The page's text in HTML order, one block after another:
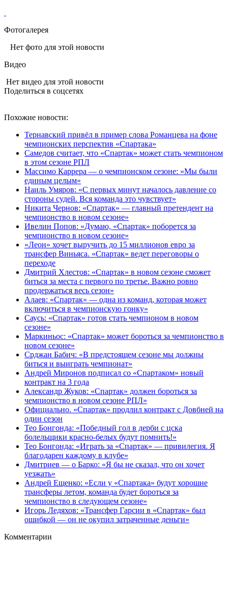
Фотогалерея
Нет фото для этой новости
Видео
Нет видео для этой новости
Поделиться в соцсетях
Похожие новости:
Тернавский привёл в пример слова Романцева на фоне
чемпионских перспектив «Спартака»
Самедов считает, что «Спартак» может стать чемпионом
в этом сезоне РПЛ
Массимо Каррера — о чемпионском сезоне: «Мы были
единым целым»
Наиль Умяров: «С первых минут началось давление со
стороны судей. Вся команда это чувствует»
Никита Чернов: «Спартак» — главный претендент на
чемпионство в новом сезоне»
Ивелин Попов: «Думаю, «Спартак» поборется за
чемпионство в новом сезоне»
«Леон» хочет выручить до 15 миллионов евро за
трансфер Виньяса. «Спартак» ведет переговоры о
переходе
Дмитрий Хлестов: «Спартак» в новом сезоне сможет
биться за места с первого по третье. Важно ровно
продержаться весь сезон»
Алаев: «Спартак» — одна из команд, которая может
включиться в чемпионскую гонку»
Саусь: «Спартак» готов стать чемпионом в новом
сезоне»
Маркиньос: «Спартак» может бороться за чемпионство в
новом сезоне»
Срджан Бабич: «В предстоящем сезоне мы должны
биться и выиграть чемпионат»
Андрей Миронов подписал со «Спартаком» новый
контракт на 3 года
Александр Жуков: «Спартак» должен бороться за
чемпионство в новом сезоне РПЛ»
Официально. «Спартак» продлил контракт с Довбней на
один сезон
Тео Бонгонда: «Победный гол в дерби с цска
болельщики красно-белых будут помнить!»
Тео Бонгонда: «Играть за «Спартак» — привилегия. Я
благодарен каждому в клубе»
Дмитриев — о Барко: «Я бы не сказал, что он хочет
уезжать»
Андрей Ещенко: «Если у «Спартака» будут хорошие
трансферы летом, команда будет бороться за
чемпионство в следующем сезоне»
Игорь Ледяхов: «Трансфер Гарсии в «Спартак» был
ошибкой — он не окупил затраченные деньги»
Комментарии